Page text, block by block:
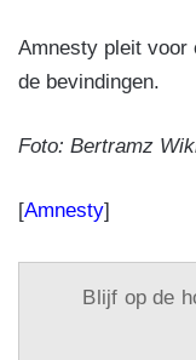
Amnesty pleit voor
de bevindingen.
Foto: Bertramz
[Amnesty]
Blijf op de